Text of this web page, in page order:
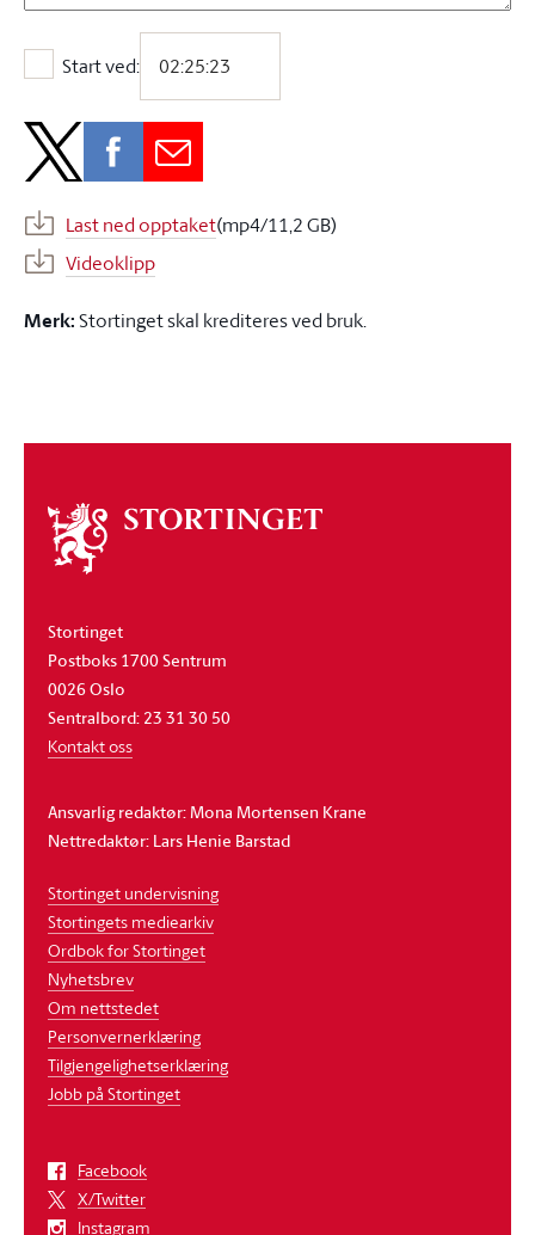
Start ved:
Start ved:
Last ned opptaket(mp4/11,2 GB)
Videoklipp
Merk:Stortinget skal krediteres ved bruk.
Om
stortinget
Stortinget
Postboks 1700 Sentrum
0026 Oslo
Sentralbord: 23 31 30 50
Kontakt oss
Ansvarlig redaktør: Mona Mortensen Krane
Nettredaktør: Lars Henie Barstad
Stortinget undervisning
Stortingets mediearkiv
Ordbok for Stortinget
Nyhetsbrev
Om nettstedet
Personvernerklæring
Tilgjengelighetserklæring
Jobb på Stortinget
Facebook
X/Twitter
Instagram